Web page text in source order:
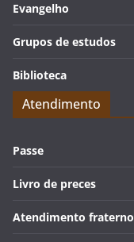
Evangelho
Grupos de estudos
Biblioteca
Atendimento
Passe
Livro de preces
Atendimento fraterno